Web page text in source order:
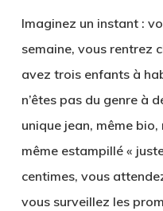
Imaginez un instant :
semaine, vous rentrez
avez trois enfants à
n’êtes pas du genre à
unique jean, même
même estampillé «
centimes, vous
vous surveillez les